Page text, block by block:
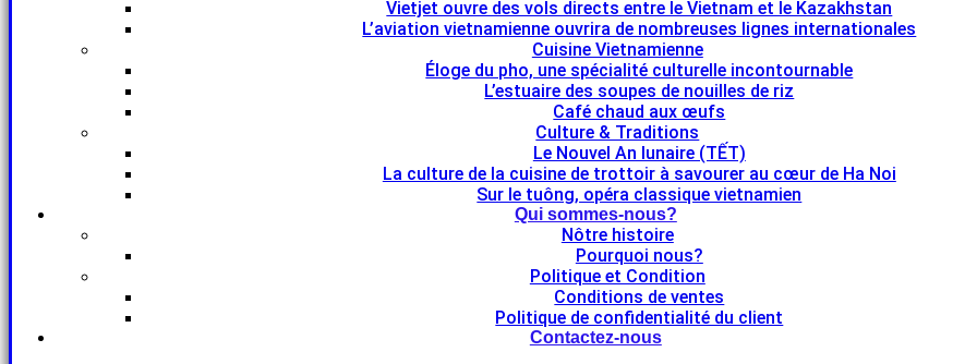
Vietjet ouvre des vols directs entre le Vietnam et le Kazakhstan
L’aviation vietnamienne ouvrira de nombreuses lignes internationales
Cuisine Vietnamienne
Éloge du pho, une spécialité culturelle incontournable
L’estuaire des soupes de nouilles de riz
Café chaud aux œufs
Culture & Traditions
Le Nouvel An lunaire (TẾT)
La culture de la cuisine de trottoir à savourer au cœur de Ha Noi
Sur le tuông, opéra classique vietnamien
Qui sommes-nous?
Nôtre histoire
Pourquoi nous?
Politique et Condition
Conditions de ventes
Politique de confidentialité du client
Contactez-nous